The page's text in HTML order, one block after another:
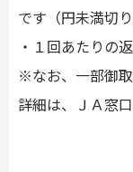
です（円未満切り
・１回あたりの
※なお、一部御取
詳細は、ＪＡ窓